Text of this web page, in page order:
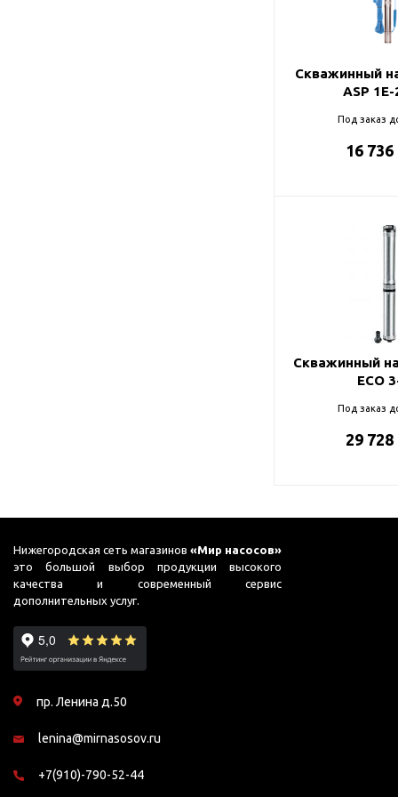
Подшипники
Джилекс
Скважинный
ASP
Под заказ
16 736
Скважинный
ECO
Под заказ
29 728
Нижегородская сеть магазинов«Мир насосов»
это большой выбор продукции высокого
качества и современный сервис
дополнительных услуг.
пр. Ленина д.50
lenina@mirnasosov.ru
+7(910)-790-52-44